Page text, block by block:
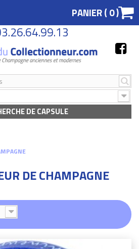
PANIER (0)
DE CAPSULE
DE CHAMPAGNE